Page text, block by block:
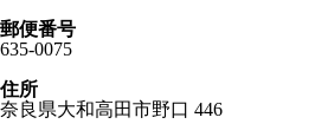
郵便番号
635-0075
住所
奈良県大和高田市野口 446